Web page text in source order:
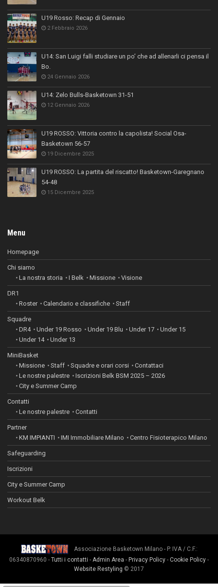
U19 Rosso: Recap di Gennaio
2 Febbraio 2026
U14: San Luigi falli studiare un po’ che ad allenarli ci pensa il
Bo.
24 Gennaio 2026
U14: Zelo Bulls-Basketown 31-51
12 Gennaio 2026
U19 ROSSO: Vittoria contro la capolista! Social Osa-
Basketown 56-57
19 Dicembre 2025
U19 ROSSO: La partita del riscatto! Basketown-Garegnano
54-48
15 Dicembre 2025
Menu
Homepage
Chi siamo
La nostra storia
I Belk Missione Visione
DR1
Roster
Calendario e classifiche Staff
Squadre
DR4
Under 19 Rosso Under 19 Blu Under 17
Under 15
Under 14
Under 13
MiniBasket
Missione
Staff Squadre e orari corsi
Contattaci
Le nostre palestre
Iscrizioni Belk BSM 2025 – 2026
City e Summer Camp
Contatti
Le nostre palestre
Contatti
Partner
KM IMPIANTI
IMI Immobiliare Milano Centro Fisioterapico Milano
Safeguarding
Iscrizioni
City e Summer Camp
Workout Belk
Associazione Basketown Milano - P. IVA / C.F.:
06340870960 - Tutti i contatti - Admin Area - Privacy Policy - Cookie Policy -
Website Restyling © 2017